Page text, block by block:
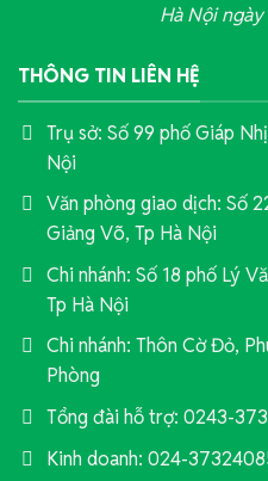
Hà Nội ngày
THÔNG TIN LIÊN HỆ
Trụ sở: Số 99 phố Giáp
Nội
Văn phòng giao dịch: Số
Giảng Võ, Tp Hà Nội
Chi nhánh: Số 18 phố Lý
Tp Hà Nội
Chi nhánh: Thôn Cờ Đỏ,
Phòng
Tổng đài hỗ trợ: 0243-
Kinh doanh: 024-